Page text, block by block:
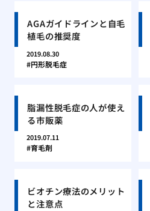
AGAガイドラインと自毛
植毛の推奨度
2019.08.30
円形脱毛症
脂漏性脱毛症の人が使え
る市販薬
2019.07.11
育毛剤
ビオチン療法のメリット
と注意点